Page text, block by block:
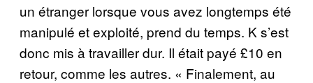
un étranger lorsque vous avez longtemps été
manipulé et exploité, prend du temps. K s’est
donc mis à travailler dur. Il était payé £10 en
retour, comme les autres. « Finalement, au